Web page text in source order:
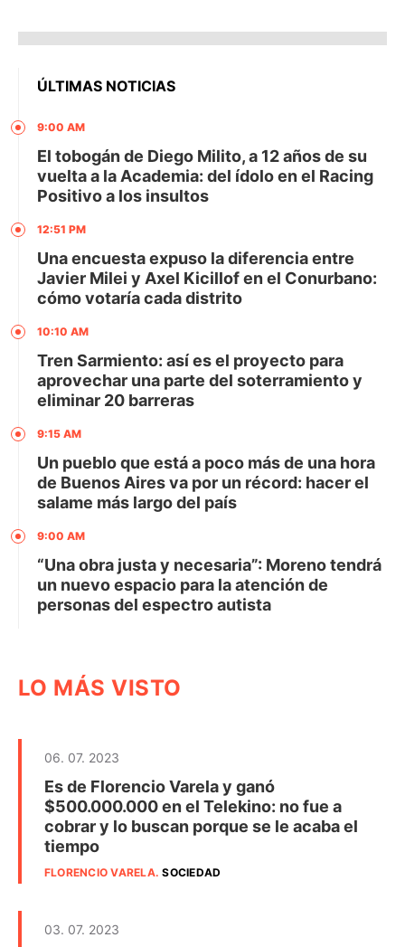
ÚLTIMAS NOTICIAS
9:00 AM
El tobogán de Diego Milito, a 12 años de su
vuelta a la Academia: del ídolo en el Racing
Positivo a los insultos
12:51 PM
Una encuesta expuso la diferencia entre
Javier Milei y Axel Kicillof en el Conurbano:
cómo votaría cada distrito
10:10 AM
Tren Sarmiento: así es el proyecto para
aprovechar una parte del soterramiento y
eliminar 20 barreras
9:15 AM
Un pueblo que está a poco más de una hora
de Buenos Aires va por un récord: hacer el
salame más largo del país
9:00 AM
“Una obra justa y necesaria”: Moreno tendrá
un nuevo espacio para la atención de
personas del espectro autista
LO MÁS VISTO
06. 07. 2023
Es de Florencio Varela y ganó
$500.000.000 en el Telekino: no fue a
cobrar y lo buscan porque se le acaba el
tiempo
FLORENCIO VARELA.SOCIEDAD
03. 07. 2023